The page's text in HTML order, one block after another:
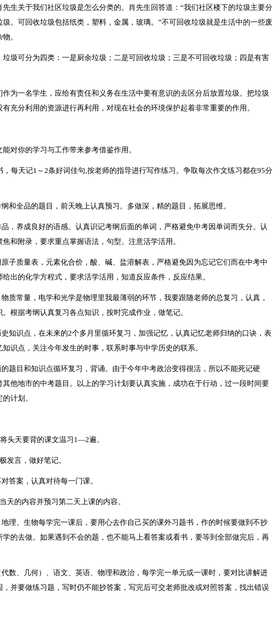
生关于我们社区垃圾是怎么分类的。肖先生回答道：“我们社区楼下的垃圾主要分
。可回收垃圾包括纸类，塑料，金属，玻璃。”不可回收垃圾就是生活中的一些废
。
圾可分为四类：一是厨余垃圾；二是可回收垃圾；三是不可回收垃圾；四是有害
为一名学生，应给有责任和义务在生活中要有意识的去区分后放置垃圾。把垃圾
充分利用的资源进行再利用，对现在社会的环境保护起着非常重要的作用。
对你的学习与工作带来参考借鉴作用。
，每天记1～2条好词佳句,按老师的指导进行写作练习。争取每次作文练习都在95分
和全品的题目，前天晚上认真预习。多做深，精的题目，拓展思维。
，养成良好的语感。认真识记考纲后面的单词，严格避免中考因单词而失分。认
和附录，要求重点掌握语法，句型。注意活学活用。
子质量表，元素化合价，酸、碱、盐溶解表，严格避免因为忘记它们而在中考中
出的化学方程式，要求活学活用，知道反应条件，反应结果。
质常量，电学和光学是物理里我最薄弱的环节，我要跟随老师的总复习，认真，
根据考纲认真复习各点知识，按时完成作业，做笔记。
知识点，在未来的2个多月里循环复习，加强记忆，认真记忆老师归纳的口诀，表
识点，关注今年发生的时事，联系时事与中学历史的联系。
题目和知识点循环复习，背诵。由于今年中考政治变得很活，所以不能死记硬
他地市的中考题目。以上的学习计划要认真实施，成功在于行动，过一段时间要
计划。
头天要背的课文温习1—2遍。
发言，做好笔记。
答案，认真对待每一门课。
天的内容并预习第二天上课的内容。
理、生物每学完一课后，要用心去作自己买的课外习题书，作的时候要做到不抄
的去做。如果遇到不会的题，也不能马上看答案或看书，要等到全部做完后，再
数、几何）、语文、英语、物理和政治，每学完一单元或一课时，要对比讲解进
并要做练习题，写时仍不能抄答案，写完后可交老师批改或对照答案，找出错误